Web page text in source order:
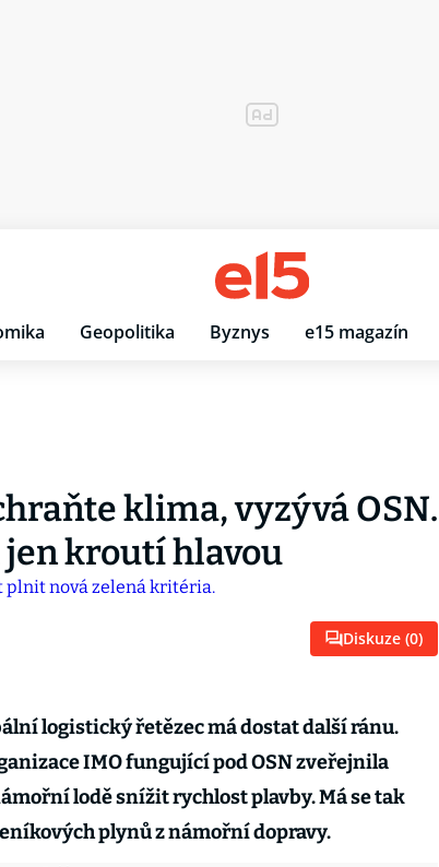
Geopolitika Byznys e15 magazín
klima, vyzývá OSN.
kroutí hlavou
Diskuze (0)
logistický řetězec má dostat další ránu.
IMO fungující pod OSN zveřejnila
lodě snížit rychlost plavby. Má se tak
plynů z námořní dopravy.